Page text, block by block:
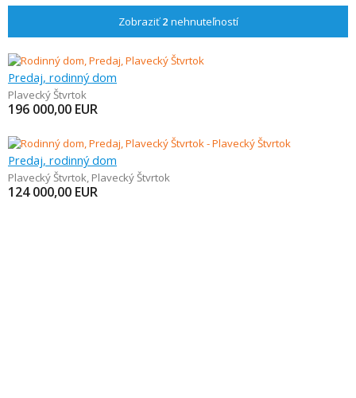
Zobraziť2 nehnuteľností
Predaj, rodinný dom
Plavecký Štvrtok
196 000,00 EUR
Predaj, rodinný dom
Plavecký Štvrtok, Plavecký Štvrtok
124 000,00 EUR